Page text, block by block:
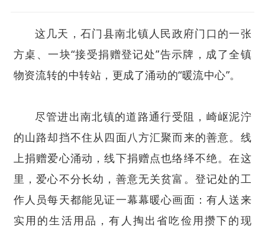
这几天，石门县南北镇人民政府门口的一张
方桌、一块“接受捐赠登记处”告示牌，成了全镇
物资流转的中转站，更成了涌动的“暖流中心”。
尽管进出南北镇的道路通行受阻，崎岖泥泞
的山路却挡不住从四面八方汇聚而来的善意。线
上捐赠爱心涌动，线下捐赠点也络绎不绝。在这
里，爱心不分长幼，善意无关贫富。登记处的工
作人员每天都能见证一幕幕暖心画面：有人送来
实用的生活用品，有人掏出省吃俭用攒下的现